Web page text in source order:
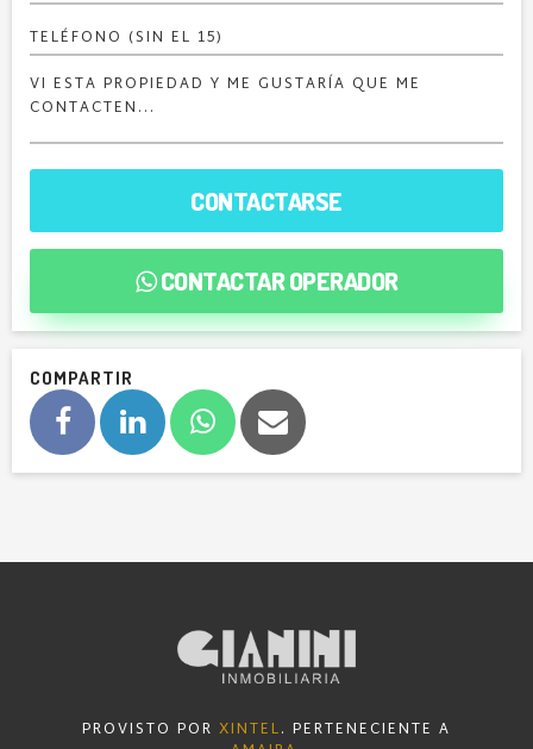
CONTACTARSE
CONTACTAR OPERADOR
COMPARTIR
PROVISTO POR XINTEL. PERTENECIENTE A